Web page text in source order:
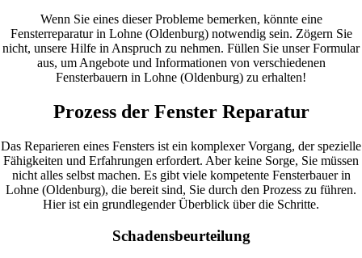
Wenn Sie eines dieser Probleme bemerken, könnte eine
Fensterreparatur in Lohne (Oldenburg) notwendig sein. Zögern Sie
nicht, unsere Hilfe in Anspruch zu nehmen. Füllen Sie unser Formular
aus, um Angebote und Informationen von verschiedenen
Fensterbauern in Lohne (Oldenburg) zu erhalten!
Prozess der Fenster Reparatur
Das Reparieren eines Fensters ist ein komplexer Vorgang, der spezielle
Fähigkeiten und Erfahrungen erfordert. Aber keine Sorge, Sie müssen
nicht alles selbst machen. Es gibt viele kompetente Fensterbauer in
Lohne (Oldenburg), die bereit sind, Sie durch den Prozess zu führen.
Hier ist ein grundlegender Überblick über die Schritte.
Schadensbeurteilung